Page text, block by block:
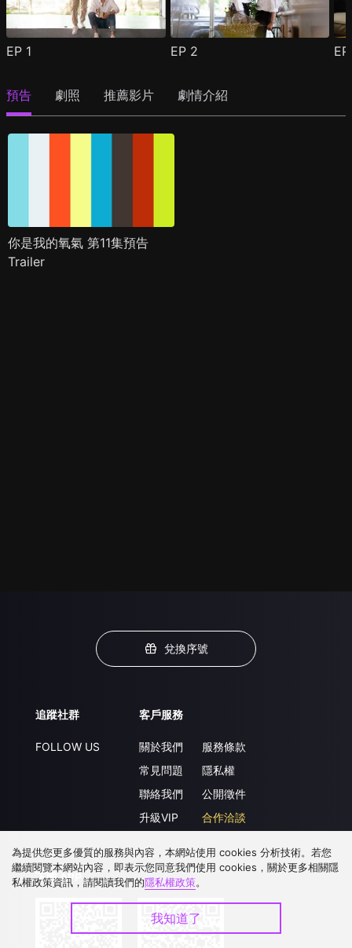
EP 1 EP 2
預告 劇照 推薦影片 劇情介紹
你是我的氧氣 第11集預告
Trailer
兌換序號
追蹤社群
FOLLOW US
客戶服務
關於我們
常見問題
聯絡我們
升級VIP
服務條款
隱私權
公開徵件
合作洽談
下載 APP
為提供您更多優質的服務與內容，本網站使用 cookies 分析技術。若您
繼續閱覽本網站內容，即表示您同意我們使用 cookies，關於更多相關隱
私權政策資訊，請閱讀我們的隱私權政策。
我知道了